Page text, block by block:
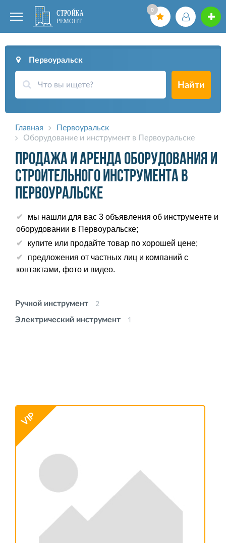
0
Первоуральск
Найти
Главная
Первоуральск
Оборудование и инструмент в Первоуральске
Продажа и аренда оборудования и
строительного инструмента в
Первоуральске
мы нашли для вас 3 объявления об инструменте и
оборудовании в Первоуральске;
купите или продайте товар по хорошей цене;
предложения от частных лиц и компаний с
контактами, фото и видео.
Ручной инструмент 2
Электрический инструмент 1
VIP